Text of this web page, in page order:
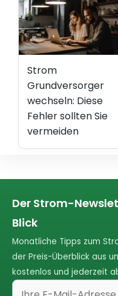
Strom
Grundversorger
wechseln: Diese
Fehler sollten Sie
vermeiden
Der Strom-
Blick
Monatliche Tipps zum
der Preis-Überblick aus
kostenlos und jederzeit